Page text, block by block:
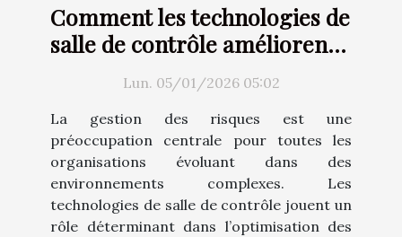
Comment les technologies de
salle de contrôle améliorent
la gestion des risques ?
Lun. 05/01/2026 05:02
La gestion des risques est une
préoccupation centrale pour toutes les
organisations évoluant dans des
environnements complexes. Les
technologies de salle de contrôle jouent un
rôle déterminant dans l’optimisation des